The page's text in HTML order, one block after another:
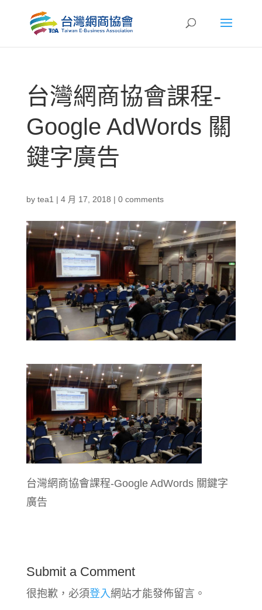
台灣網商協會課程-
Google AdWords 關
鍵字廣告
by tea1 | 4 月 17, 2018 | 0 comments
台灣網商協會課程-Google AdWords 關鍵字
廣告
Submit a Comment
很抱歉，必須登入網站才能發佈留言。